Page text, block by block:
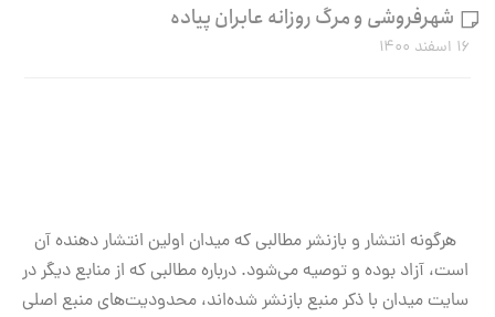
شهرفروشی و مرگ روزانه عابران پیاده
۱۶ اسفند ۱۴۰۰
هرگونه انتشار و بازنشر مطالبی که میدان اولین انتشار دهنده آن
است، آزاد بوده و توصیه می‌شود. درباره مطالبی که از منابع دیگر در
سایت میدان با ذکر منبع بازنشر شده‌اند، محدودیت‌های منبع اصلی